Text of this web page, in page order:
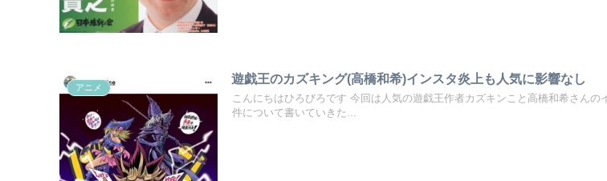
アニメ
遊戯王のカズキング(高橋和希)インスタ炎上も人気に影響なし
こんにちはひろびろです 今回は人気の遊戯王作者カズキンこと高橋和希さんの
件について書いていきた...